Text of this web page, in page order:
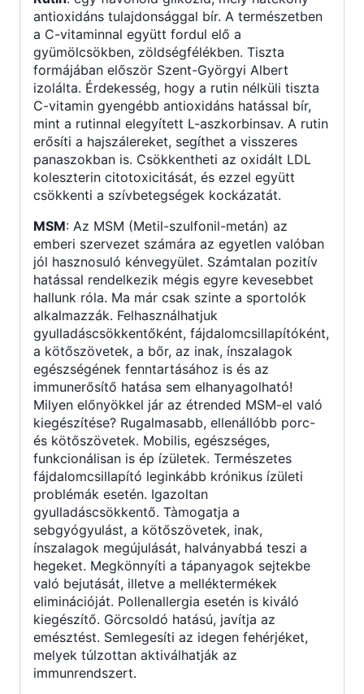
antioxidáns tulajdonsággal bír. A természetben
a C-vitaminnal együtt fordul elő a
gyümölcsökben, zöldségfélékben. Tiszta
formájában először Szent-Györgyi Albert
izolálta. Érdekesség, hogy a rutin nélküli tiszta
C-vitamin gyengébb antioxidáns hatással bír,
mint a rutinnal elegyített L-aszkorbinsav. A rutin
erősíti a hajszálereket, segíthet a visszeres
panaszokban is. Csökkentheti az oxidált LDL
koleszterin citotoxicitását, és ezzel együtt
csökkenti a szívbetegségek kockázatát.
MSM: Az MSM (Metil-szulfonil-metán) az
emberi szervezet számára az egyetlen valóban
jól hasznosuló kénvegyület. Számtalan pozitív
hatással rendelkezik mégis egyre kevesebbet
hallunk róla. Ma már csak szinte a sportolók
alkalmazzák. Felhasználhatjuk
gyulladáscsökkentőként, fájdalomcsillapítóként,
a kötőszövetek, a bőr, az inak, ínszalagok
egészségének fenntartásához is és az
immunerősítő hatása sem elhanyagolható!
Milyen előnyökkel jár az étrended MSM-el való
kiegészítése? Rugalmasabb, ellenállóbb porc-
és kötőszövetek. Mobilis, egészséges,
funkcionálisan is ép ízületek. Természetes
fájdalomcsillapító leginkább krónikus ízületi
problémák esetén. Igazoltan
gyulladáscsökkentő. Tàmogatja a
sebgyógyulást, a kötőszövetek, inak,
ínszalagok megújulását, halványabbá teszi a
hegeket. Megkönnyíti a tápanyagok sejtekbe
való bejutását, illetve a melléktermékek
eliminációját. Pollenallergia esetén is kiváló
kiegészítő. Görcsoldó hatású, javítja az
emésztést. Semlegesíti az idegen fehérjéket,
melyek túlzottan aktiválhatják az
immunrendszert.